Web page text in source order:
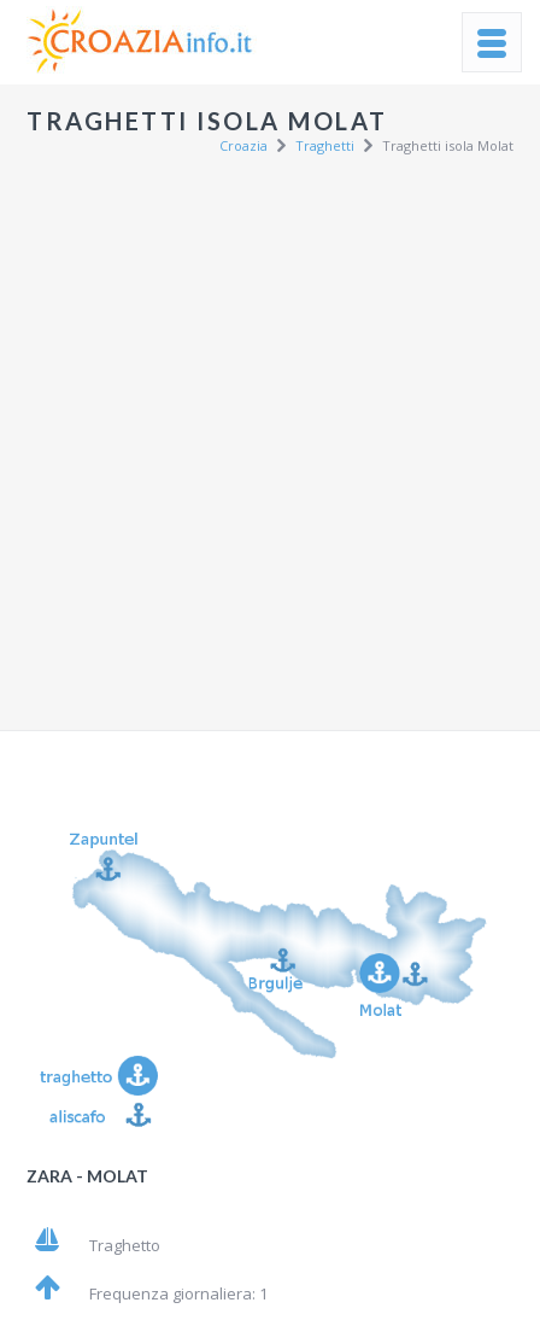
TRAGHETTI ISOLA MOLAT
Croazia Traghetti Traghetti isola Molat
ZARA - MOLAT
Traghetto
Frequenza giornaliera: 1